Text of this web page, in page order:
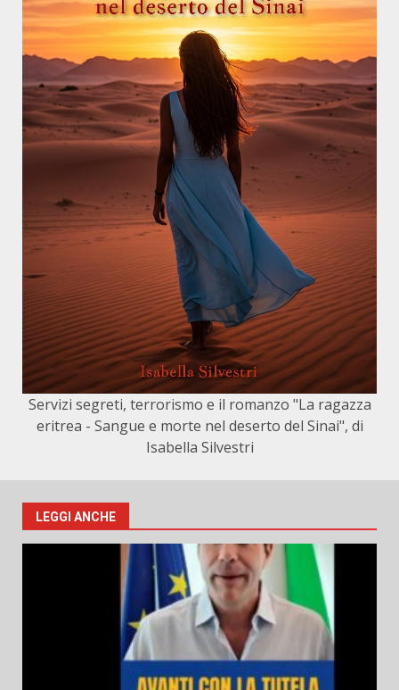
Servizi segreti, terrorismo e il romanzo "La ragazza
eritrea - Sangue e morte nel deserto del Sinai", di
Isabella Silvestri
LEGGI ANCHE